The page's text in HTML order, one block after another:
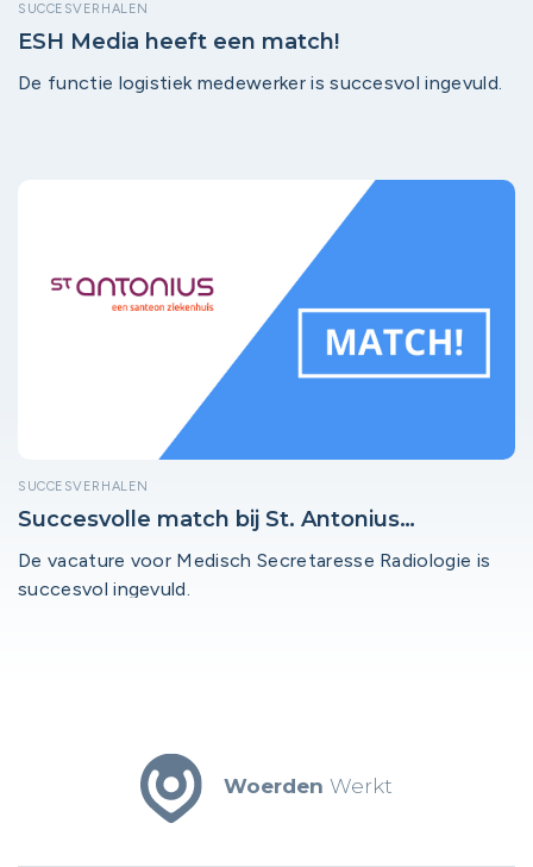
SUCCESVERHALEN
ESH Media heeft een match!
De functie logistiek medewerker is succesvol ingevuld.
SUCCESVERHALEN
Succesvolle match bij St. Antonius
De vacature voor Medisch Secretaresse Radiologie is
succesvol ingevuld.
Woerden Werkt